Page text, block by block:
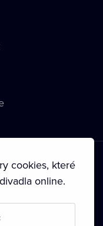
• Zásady používání
•
cookies, které
online.